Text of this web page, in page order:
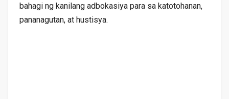
bahagi ng kanilang adbokasiya para sa katotohanan,
pananagutan, at hustisya.